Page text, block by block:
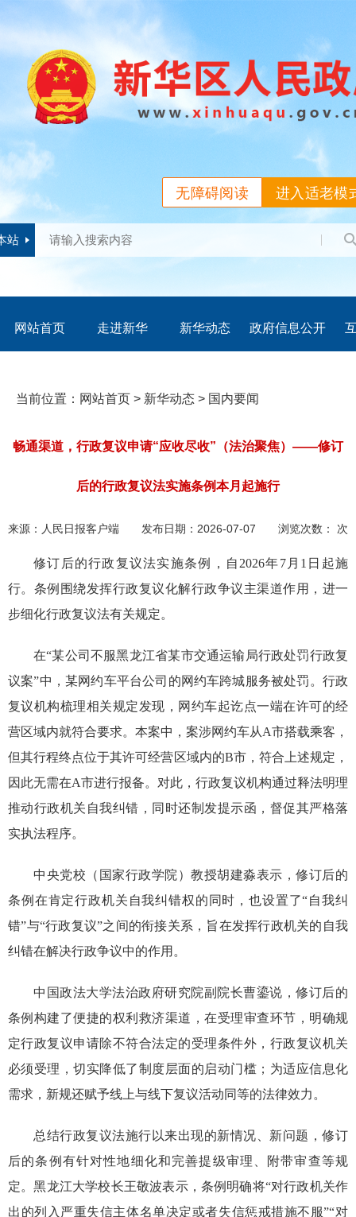
进入适老模
无障碍阅读
站
网站首页 走进新华 新华动态 政府信息公开
当前位置： 网站首页 > 新华动态 > 国内要闻
畅通渠道，行政复议申请“应收尽收”（法治聚焦）——修订
后的行政复议法实施条例本月起施行
来源： 人民日报客户端 发布日期： 2026-07-07 浏览次数： 次
修订后的行政复议法实施条例，自2026年7月1日起施
行。条例围绕发挥行政复议化解行政争议主渠道作用，进一
步细化行政复议法有关规定。
在“某公司不服黑龙江省某市交通运输局行政处罚行政复
议案”中，某网约车平台公司的网约车跨城服务被处罚。行政
复议机构梳理相关规定发现，网约车起讫点一端在许可的经
营区域内就符合要求。本案中，案涉网约车从A市搭载乘客，
但其行程终点位于其许可经营区域内的B市，符合上述规定，
因此无需在A市进行报备。对此，行政复议机构通过释法明理
推动行政机关自我纠错，同时还制发提示函，督促其严格落
实执法程序。
中央党校（国家行政学院）教授胡建淼表示，修订后的
条例在肯定行政机关自我纠错权的同时，也设置了“自我纠
错”与“行政复议”之间的衔接关系，旨在发挥行政机关的自我
纠错在解决行政争议中的作用。
中国政法大学法治政府研究院副院长曹鎏说，修订后的
条例构建了便捷的权利救济渠道，在受理审查环节，明确规
定行政复议申请除不符合法定的受理条件外，行政复议机关
必须受理，切实降低了制度层面的启动门槛；为适应信息化
需求，新规还赋予线上与线下复议活动同等的法律效力。
总结行政复议法施行以来出现的新情况、新问题，修订
后的条例有针对性地细化和完善提级审理、附带审查等规
定。黑龙江大学校长王敬波表示，条例明确将“对行政机关作
出的列入严重失信主体名单决定或者失信惩戒措施不服”“对